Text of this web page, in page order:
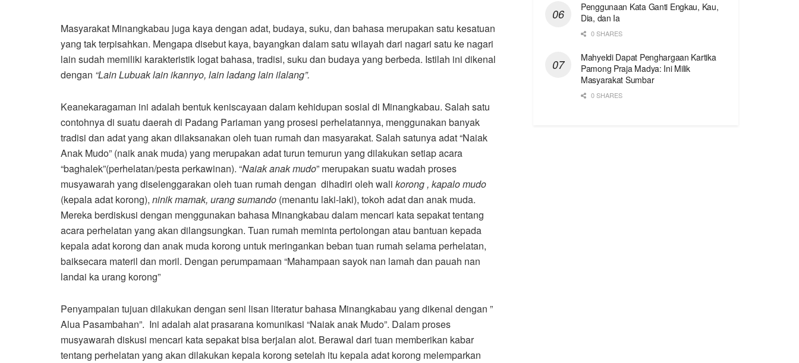
Masyarakat Minangkabau juga kaya dengan adat, budaya, suku, dan bahasa merupakan satu kesatuan
yang tak terpisahkan. Mengapa disebut kaya, bayangkan dalam satu wilayah dari nagari satu ke nagari
lain sudah memiliki karakteristik logat bahasa, tradisi, suku dan budaya yang berbeda. Istilah ini dikenal
dengan “Lain Lubuak lain ikannyo, lain ladang lain ilalang”.
Keanekaragaman ini adalah bentuk keniscayaan dalam kehidupan sosial di Minangkabau. Salah satu
contohnya di suatu daerah di Padang Pariaman yang prosesi perhelatannya, menggunakan banyak
tradisi dan adat yang akan dilaksanakan oleh tuan rumah dan masyarakat. Salah satunya adat “Naiak
Anak Mudo” (naik anak muda) yang merupakan adat turun temurun yang dilakukan setiap acara
“baghalek”(perhelatan/pesta perkawinan). “Naiak anak mudo” merupakan suatu wadah proses
musyawarah yang diselenggarakan oleh tuan rumah dengan dihadiri oleh wali korong , kapalo mudo
(kepala adat korong), ninik mamak, urang sumando (menantu laki-laki), tokoh adat dan anak muda.
Mereka berdiskusi dengan menggunakan bahasa Minangkabau dalam mencari kata sepakat tentang
acara perhelatan yang akan dilangsungkan. Tuan rumah meminta pertolongan atau bantuan kepada
kepala adat korong dan anak muda korong untuk meringankan beban tuan rumah selama perhelatan,
baiksecara materil dan moril. Dengan perumpamaan “Mahampaan sayok nan lamah dan pauah nan
landai ka urang korong”
Penyampaian tujuan dilakukan dengan seni lisan literatur bahasa Minangkabau yang dikenal dengan ”
Alua Pasambahan”. Ini adalah alat prasarana komunikasi “Naiak anak Mudo”. Dalam proses
musyawarah diskusi mencari kata sepakat bisa berjalan alot. Berawal dari tuan memberikan kabar
tentang perhelatan yang akan dilakukan kepala korong setelah itu kepala adat korong melemparkan
Penggunaan Kata Ganti Engkau, Kau,
Dia, dan Ia
0 SHARES
Mahyeldi Dapat Penghargaan Kartika
Pamong Praja Madya: Ini Milik
Masyarakat Sumbar
0 SHARES